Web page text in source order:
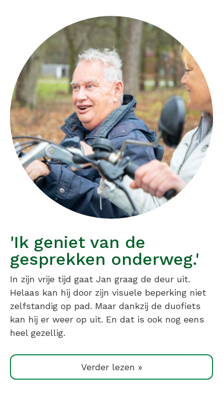
'Ik geniet van de
gesprekken onderweg.'
In zijn vrije tijd gaat Jan graag de deur uit.
Helaas kan hij door zijn visuele beperking niet
zelfstandig op pad. Maar dankzij de duofiets
kan hij er weer op uit. En dat is ook nog eens
heel gezellig.
Verder lezen »